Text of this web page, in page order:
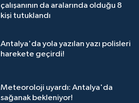
çalışanının da aralarında olduğu 8
kişi tutuklandı
Antalya'da yola yazılan yazı polisleri
harekete geçirdi!
Meteoroloji uyardı: Antalya'da
sağanak bekleniyor!